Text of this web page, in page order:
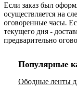
Если заказ был
осуществляется на
оговоренные часы.
текущего дня -
предварительно
Популярные
Ободные ленты